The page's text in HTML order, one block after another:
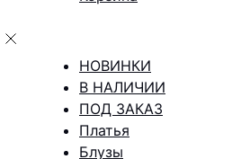
НОВИНКИ
В НАЛИЧИИ
ПОД ЗАКАЗ
Платья
Блузы